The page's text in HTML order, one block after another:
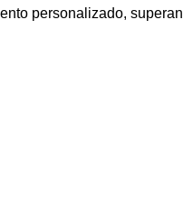
personalizado,